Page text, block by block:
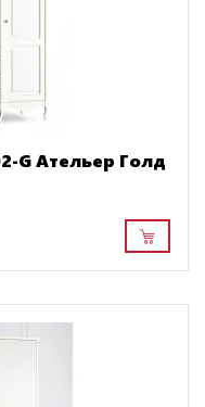
G Ательер Голд